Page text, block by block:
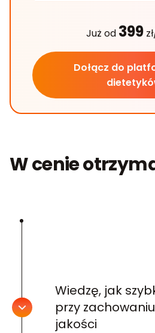
Już od 399
Dołącz do
W cenie
Wiedzę, jak
przy
jakości